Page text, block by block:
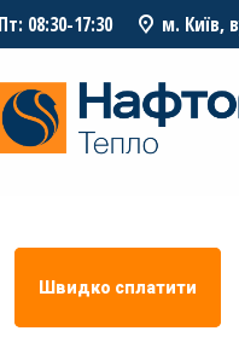
08:30-17:30 м. Київ,
Швидко сплатити
ПРО НАС